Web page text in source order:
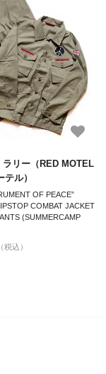
ラリー（RED MOTEL
ル）
OF PEACE”
COMBAT JACKET
(SUMMERCAMP
（税込）